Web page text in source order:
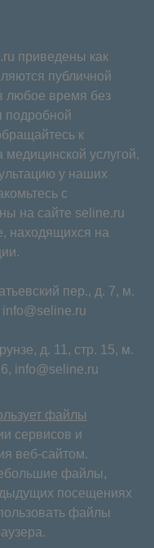
приведены как
публичной
любое время без
подробной
к
услугой,
у наших
с
на сайте seline.ru
находящихся на
пер., д. 7, м.
info@seline.ru
д. 11⁠, стр. 15, м.
, info@seline.ru
файлы
сервисов и
веб-сайтом.
файлы,
посещениях
файлы